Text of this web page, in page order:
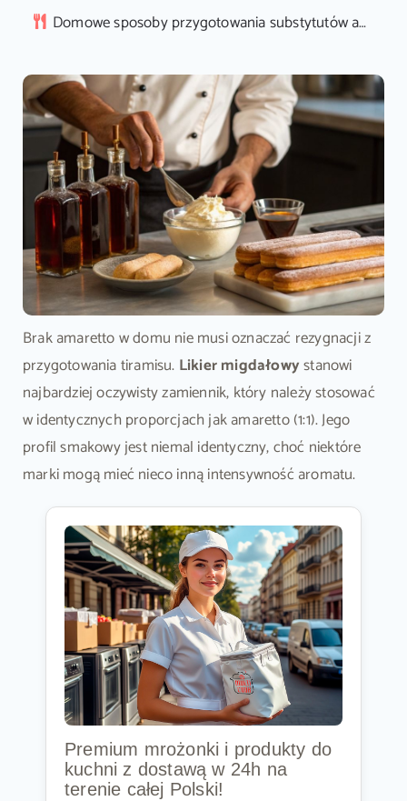
Domowe sposoby przygotowania substytutów amaretto
Brak amaretto w domu nie musi oznaczać rezygnacji z
przygotowania tiramisu. Likier migdałowystanowi
najbardziej oczywisty zamiennik, który należy stosować
w identycznych proporcjach jak amaretto (1:1). Jego
profil smakowy jest niemal identyczny, choć niektóre
marki mogą mieć nieco inną intensywność aromatu.
Premium mrożonki i produkty do
kuchni z dostawą w 24h na
terenie całej Polski!